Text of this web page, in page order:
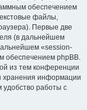
обеспечением
файлы,
Первые две
(в дальнейшем
«session-
обеспечением phpBB.
из тем конференции
хранения информации
работы с